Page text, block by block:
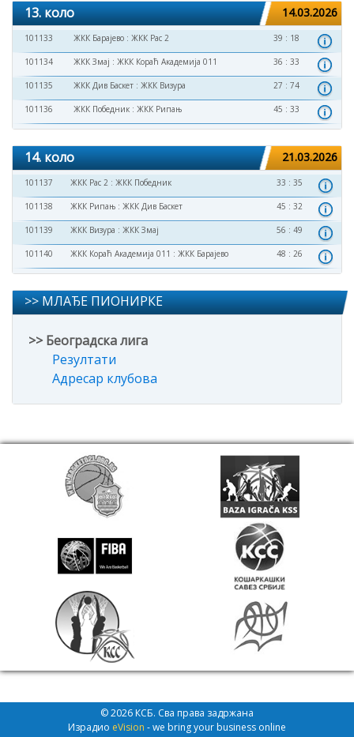
13. коло 14.03.2026
101133 ЖКК Барајево : ЖКК Рас 2 39 : 18
101134 ЖКК Змај : ЖКК Кораћ Академија 011 36 : 33
101135 ЖКК Див Баскет : ЖКК Визура 27 : 74
101136 ЖКК Победник : ЖКК Рипањ 45 : 33
14. коло 21.03.2026
101137 ЖКК Рас 2 : ЖКК Победник 33 : 35
101138 ЖКК Рипањ : ЖКК Див Баскет 45 : 32
101139 ЖКК Визура : ЖКК Змај 56 : 49
101140 ЖКК Кораћ Академија 011 : ЖКК Барајево 48 : 26
>> МЛАЂЕ ПИОНИРКЕ
>> Београдска лига
Резултати
Адресар клубова
© 2026 КСБ. Сва права задржана
Израдио eVision - we bring your business online